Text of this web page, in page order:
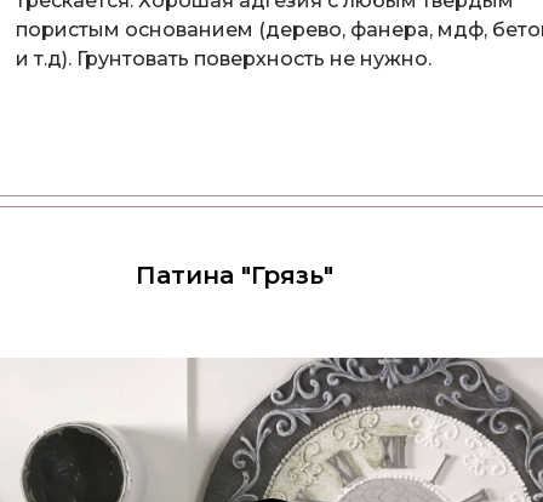
пористым основанием (дерево, фанера, мдф,
и т.д). Грунтовать поверхность не нужно.
Патина "Грязь"